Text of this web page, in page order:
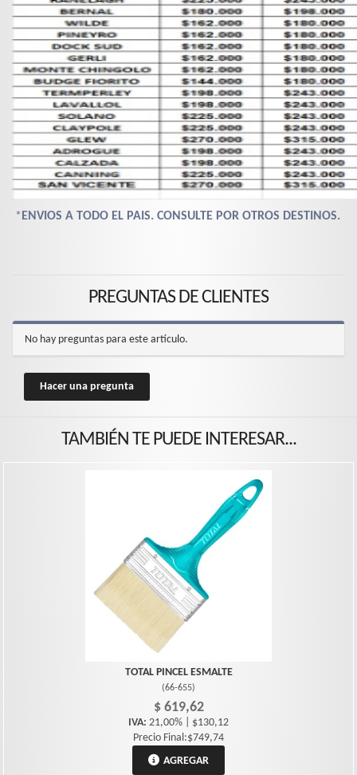
* ENVIOS A TODO EL PAIS. CONSULTE POR OTROS DESTINOS.
PREGUNTAS DE CLIENTES
No hay preguntas para este artículo.
Hacer una pregunta
TAMBIÉN TE PUEDE INTERESAR...
TOTAL PINCEL ESMALTE
(66-655)
$ 619,62
IVA: 21,00% | $130,12
Precio Final:$749,74
AGREGAR